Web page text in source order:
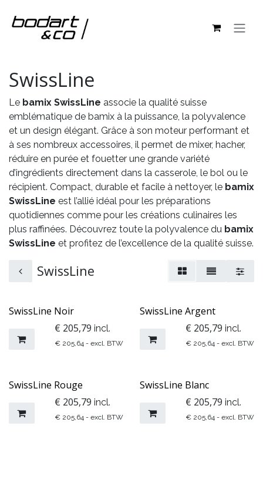
SwissLine
Le bamix SwissLine associe la qualité suisse
emblématique de bamix à la puissance, la polyvalence
et un design élégant. Grâce à son moteur performant et
à ses nombreux accessoires, il permet de mixer, hacher,
réduire en purée et fouetter une grande variété
d’ingrédients directement dans la casserole, le bol ou le
récipient. Compact, durable et facile à nettoyer, le bamix
SwissLine est l’allié idéal pour les préparations
quotidiennes comme pour les créations culinaires les
plus raffinées. Découvrez toute la polyvalence du bamix
SwissLine et profitez de l’excellence de la qualité suisse.
SwissLine
SwissLine Noir
€ 205,79 incl.
€ 205,64 - excl. BTW
SwissLine Argent
€ 205,79 incl.
€ 205,64 - excl. BTW
SwissLine Rouge
€ 205,79 incl.
€ 205,64 - excl. BTW
SwissLine Blanc
€ 205,79 incl.
€ 205,64 - excl. BTW